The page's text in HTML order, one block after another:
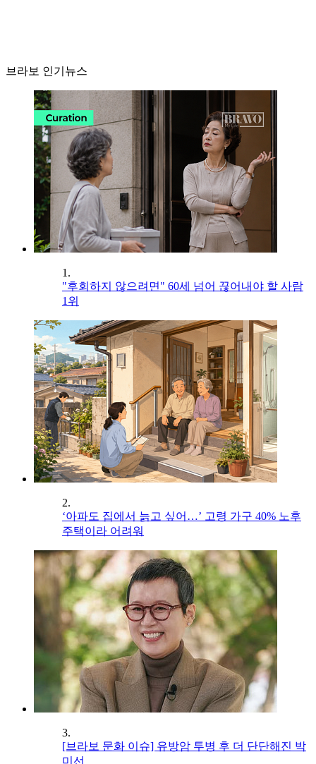
브라보 인기뉴스
1.
"후회하지 않으려면" 60세 넘어 끊어내야 할 사람
1위
2.
‘아파도 집에서 늙고 싶어…’ 고령 가구 40% 노후
주택이라 어려워
3.
[브라보 문화 이슈] 유방암 투병 후 더 단단해진 박
미선